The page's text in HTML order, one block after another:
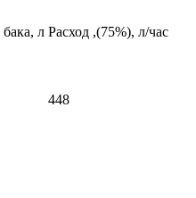
л Расход ,(75%), л/час
448